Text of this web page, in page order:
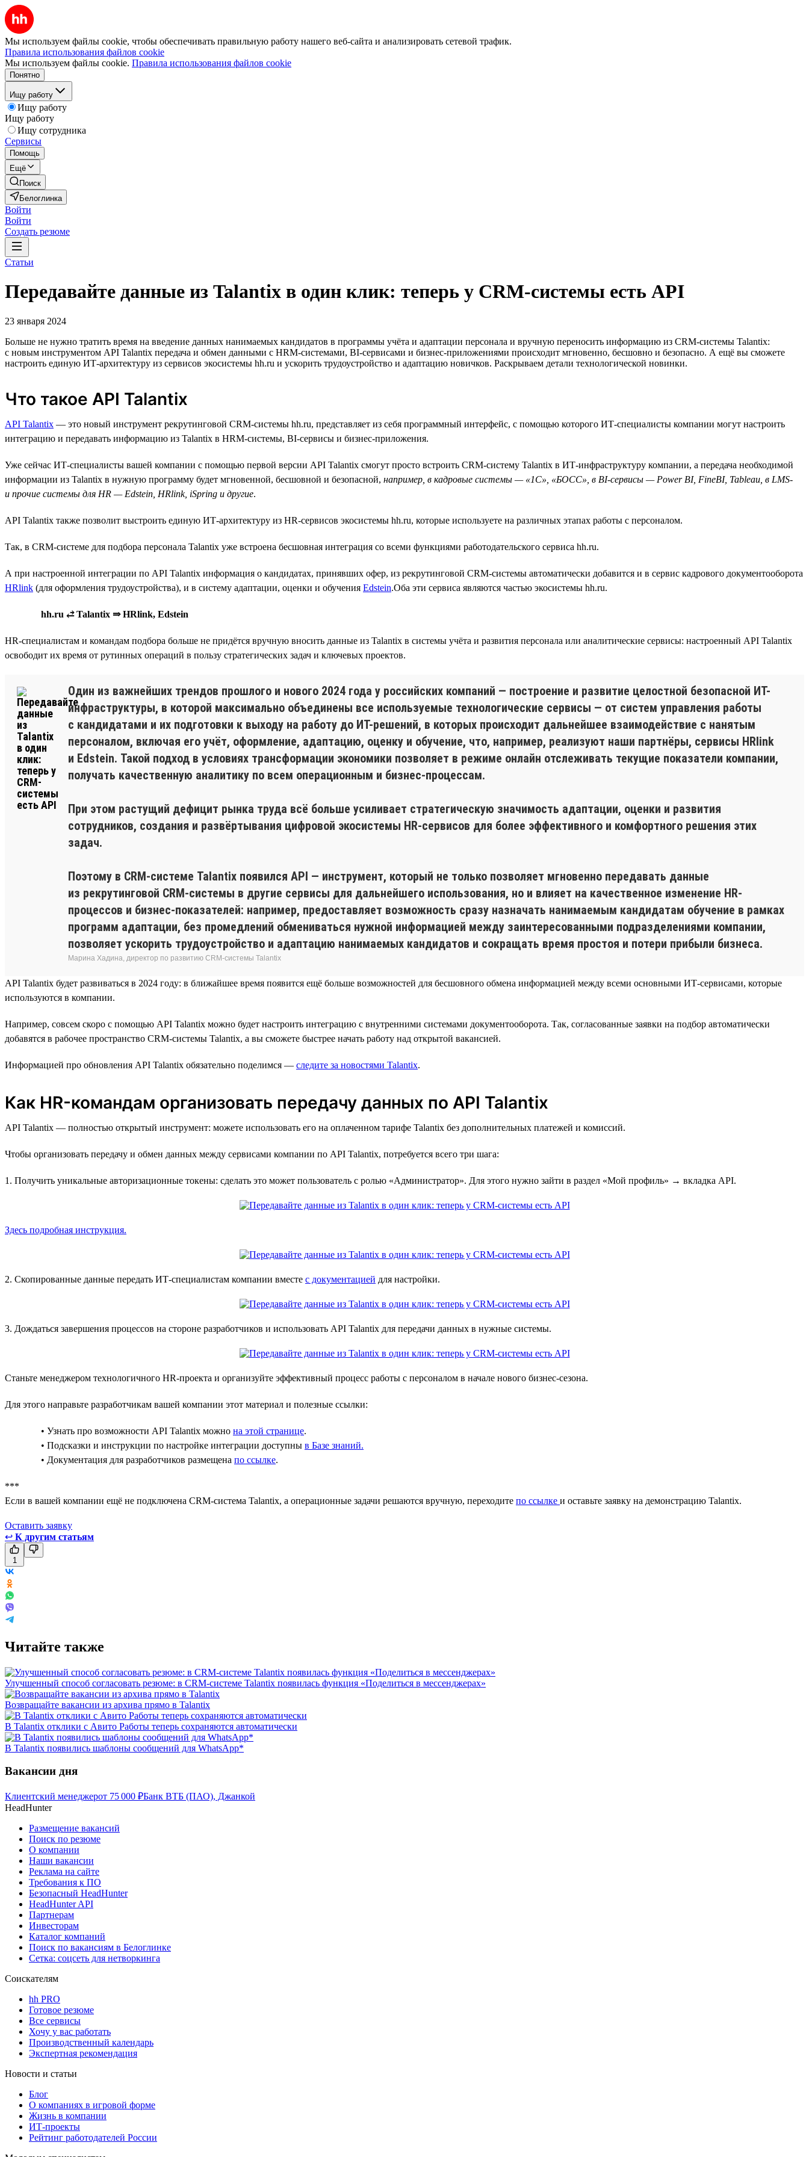
Мы используем файлы cookie, чтобы обеспечивать правильную работу нашего веб-сайта и анализировать сетевой трафик.
Правила использования файлов cookie
Мы используем файлы cookie. Правила использования файлов cookie
Понятно
Ищу работу
Ищу работу
Ищу работу
Ищу сотрудника
Сервисы
Помощь
Ещё
Поиск
Белоглинка
Войти
Войти
Создать резюме
Статьи
Передавайте данные из Talantix в один клик: теперь у CRM-системы есть API
23 января 2024
Больше не нужно тратить время на введение данных нанимаемых кандидатов в программы учёта и адаптации персонала и вручную переносить информацию из CRM-системы Talantix:
с новым инструментом API Talantix передача и обмен данными с HRM-системами, BI-сервисами и бизнес-приложениями происходит мгновенно, бесшовно и безопасно. А ещё вы сможете
настроить единую ИТ-архитектуру из сервисов экосистемы hh.ru и ускорить трудоустройство и адаптацию новичков. Раскрываем детали технологической новинки.
Что такое API Talantix
API Talantix — это новый инструмент рекрутинговой СRM-системы hh.ru, представляет из себя программный интерфейс, с помощью которого ИТ-специалисты компании могут настроить
интеграцию и передавать информацию из Talantix в HRM-системы, BI-сервисы и бизнес-приложения.
Уже сейчас ИТ-специалисты вашей компании с помощью первой версии API Talantix смогут просто встроить CRM-систему Talantix в ИТ-инфраструктуру компании, а передача необходимой
информации из Talantix в нужную программу будет мгновенной, бесшовной и безопасной, например, в кадровые системы — «1С», «БОСС», в BI-сервисы — Power BI, FineBI, Tableau, в LMS-
и прочие системы для HR — Edstein, HRlink, iSpring и другие.
API Talantix также позволит выстроить единую ИТ-архитектуру из HR-сервисов экосистемы hh.ru, которые используете на различных этапах работы с персоналом.
Так, в CRM-системе для подбора персонала Talantix уже встроена бесшовная интеграция со всеми функциями работодательского сервиса hh.ru.
А при настроенной интеграции по API Talantix информация о кандидатах, принявших офер, из рекрутинговой CRM-системы автоматически добавится и в сервис кадрового документооборота
HRlink (для оформления трудоустройства), и в систему адаптации, оценки и обучения Edstein.Оба эти сервиса являются частью экосистемы hh.ru.
hh.ru ⥄ Talantix ⇒ HRlink, Edstein
HR-специалистам и командам подбора больше не придётся вручную вносить данные из Talantix в системы учёта и развития персонала или аналитические сервисы: настроенный API Talantix
освободит их время от рутинных операций в пользу стратегических задач и ключевых проектов.
Один из важнейших трендов прошлого и нового 2024 года у российских компаний — построение и развитие целостной безопасной ИТ-
инфраструктуры, в которой максимально объединены все используемые технологические сервисы — от систем управления работы
с кандидатами и их подготовки к выходу на работу до ИТ-решений, в которых происходит дальнейшее взаимодействие с нанятым
персоналом, включая его учёт, оформление, адаптацию, оценку и обучение, что, например, реализуют наши партнёры, сервисы HRlink
и Edstein. Такой подход в условиях трансформации экономики позволяет в режиме онлайн отслеживать текущие показатели компании,
получать качественную аналитику по всем операционным и бизнес-процессам.
При этом растущий дефицит рынка труда всё больше усиливает стратегическую значимость адаптации, оценки и развития
сотрудников, создания и развёртывания цифровой экосистемы HR-сервисов для более эффективного и комфортного решения этих
задач.
Поэтому в CRM-системе Talantix появился API — инструмент, который не только позволяет мгновенно передавать данные
из рекрутинговой CRM-системы в другие сервисы для дальнейшего использования, но и влияет на качественное изменение HR-
процессов и бизнес-показателей: например, предоставляет возможность сразу назначать нанимаемым кандидатам обучение в рамках
программ адаптации, без промедлений обмениваться нужной информацией между заинтересованными подразделениями компании,
позволяет ускорить трудоустройство и адаптацию нанимаемых кандидатов и сокращать время простоя и потери прибыли бизнеса.
Марина Хадина, директор по развитию CRM-системы Talantix
API Talantix будет развиваться в 2024 году: в ближайшее время появится ещё больше возможностей для бесшовного обмена информацией между всеми основными ИТ-сервисами, которые
используются в компании.
Например, совсем скоро с помощью API Talantix можно будет настроить интеграцию с внутренними системами документооборота. Так, согласованные заявки на подбор автоматически
добавятся в рабочее пространство CRM-системы Talantix, а вы сможете быстрее начать работу над открытой вакансией.
Информацией про обновления API Talantix обязательно поделимся — следите за новостями Talantix.
Как HR-командам организовать передачу данных по API Talantix
API Talantix — полностью открытый инструмент: можете использовать его на оплаченном тарифе Talantix без дополнительных платежей и комиссий.
Чтобы организовать передачу и обмен данных между сервисами компании по API Talantix, потребуется всего три шага:
1. Получить уникальные авторизационные токены: сделать это может пользователь с ролью «Администратор». Для этого нужно зайти в раздел «Мой профиль» → вкладка API.
Здесь подробная инструкция.
2. Скопированные данные передать ИТ-специалистам компании вместе с документацией для настройки.
3. Дождаться завершения процессов на стороне разработчиков и использовать API Talantix для передачи данных в нужные системы.
Станьте менеджером технологичного HR-проекта и организуйте эффективный процесс работы с персоналом в начале нового бизнес-сезона.
Для этого направьте разработчикам вашей компании этот материал и полезные ссылки:
• Узнать про возможности API Talantix можно на этой странице.
• Подсказки и инструкции по настройке интеграции доступны в Базе знаний.
• Документация для разработчиков размещена по ссылке.
***
Если в вашей компании ещё не подключена CRM-система Talantix, а операционные задачи решаются вручную, переходите по ссылке и оставьте заявку на демонстрацию Talantix.
Оставить заявкy
↩ К другим статьям
1
Читайте также
Улучшенный способ согласовать резюме: в CRM-системе Talantix появилась функция «Поделиться в мессенджерах»
Возвращайте вакансии из архива прямо в Talantix
В Talantix отклики с Авито Работы теперь сохраняются автоматически
В Talantix появились шаблоны сообщений для WhatsApp*
Вакансии дня
Клиентский менеджерот 75 000 ₽Банк ВТБ (ПАО), Джанкой
HeadHunter
Размещение вакансий
Поиск по резюме
О компании
Наши вакансии
Реклама на сайте
Требования к ПО
Безопасный HeadHunter
HeadHunter API
Партнерам
Инвесторам
Каталог компаний
Поиск по вакансиям в Белоглинке
Сетка: соцсеть для нетворкинга
Соискателям
hh PRO
Готовое резюме
Все сервисы
Хочу у вас работать
Производственный календарь
Экспертная рекомендация
Новости и статьи
Блог
О компаниях в игровой форме
Жизнь в компании
ИТ-проекты
Рейтинг работодателей России